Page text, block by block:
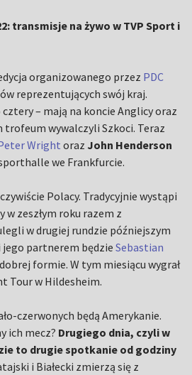
transmisje na żywo w TVP Sport i
organizowanego przez PDC
reprezentujących swój kraj.
– mają na koncie Anglicy oraz
trofeum wywalczyli Szkoci. Teraz
Wrightoraz John Henderson
we Frankfurcie.
Polacy. Tradycyjnie wystąpi
w zeszłym roku razem z
w drugiej rundzie późniejszym
jego partnerem będzieSebastian
formie. W tym miesiącu wygrał
Tour w Hildesheim.
czerwonych będą Amerykanie.
ich mecz? Drugiego dnia, czyli w
to drugie spotkanie od godziny
i Białecki zmierzą się z